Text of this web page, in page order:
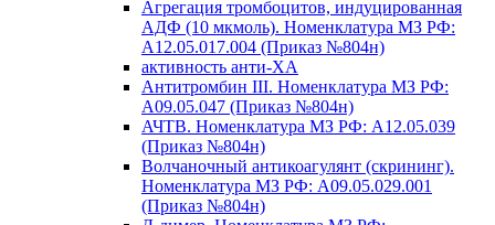
Агрегация тромбоцитов, индуцированная
АДФ (10 мкмоль). Номенклатура МЗ РФ:
A12.05.017.004 (Приказ №804н)
активность анти-ХА
Антитромбин III. Номенклатура МЗ РФ:
A09.05.047 (Приказ №804н)
АЧТВ. Номенклатура МЗ РФ: A12.05.039
(Приказ №804н)
Волчаночный антикоагулянт (скрининг).
Номенклатура МЗ РФ: A09.05.029.001
(Приказ №804н)